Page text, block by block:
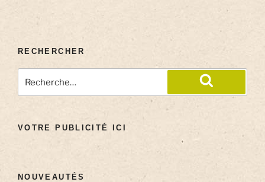
RECHERCHER
VOTRE PUBLICITÉ ICI
NOUVEAUTÉS